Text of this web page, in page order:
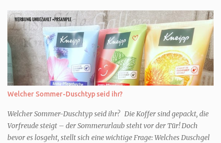
Welcher Sommer-Duschtyp seid ihr?
Welcher Sommer-Duschtyp seid ihr? Die Koffer sind gepackt, die
Vorfreude steigt – der Sommerurlaub steht vor der Tür! Doch
bevor es losgeht, stellt sich eine wichtige Frage: Welches Duschgel